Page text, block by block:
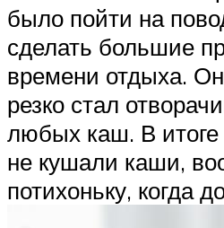
было пойти на
сделать большие
времени отдыха.
резко стал
любых каш. В
не кушали каши,
потихоньку, когда